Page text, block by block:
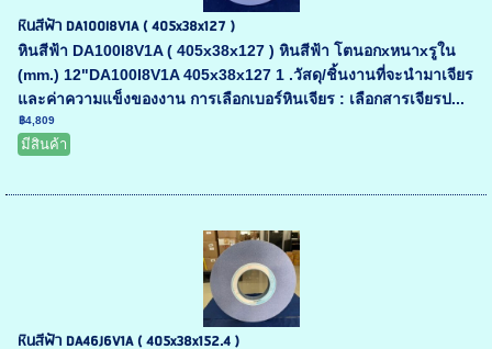
หินสีฟ้า DA100I8V1A ( 405x38x127 )
หินสีฟ้า DA100I8V1A ( 405x38x127 ) หินสีฟ้า โตนอกxหนาxรูใน
(mm.) 12"DA100I8V1A 405x38x127 1 .วัสดุ/ชิ้นงานที่จะนำมาเจียร
และค่าความแข็งของงาน การเลือกเบอร์หินเจียร : เลือกสารเจียรป...
฿4,809
มีสินค้า
หินสีฟ้า DA46J6V1A ( 405x38x152.4 )